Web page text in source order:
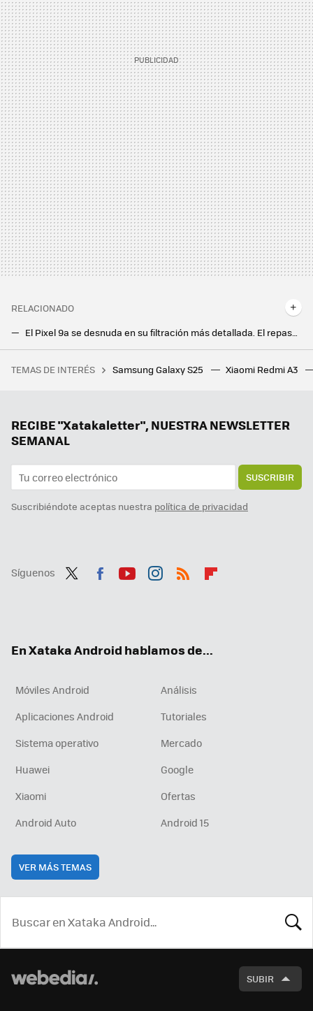
RELACIONADO
No esperábamos ver al Google Pixel 9a tan pronto. Y ya hay hasta un vídeo filtrado con todo detalle
Flexispot tiene el escritorio elevable ideal para trabajar tanto de pie como sentado, y ahora está más rebajado
TEMAS DE INTERÉS Samsung Galaxy S25 Xiaomi Redmi A3
RECIBE "Xatakaletter", NUESTRA NEWSLETTER
SEMANAL
SUSCRIBIR
Suscribiéndote aceptas nuestra política de privacidad
Síguenos
En Xataka Android hablamos de...
Móviles Android
Análisis
Aplicaciones Android
Tutoriales
Sistema operativo
Mercado
Huawei
Google
Xiaomi
Ofertas
Android Auto
Android 15
VER MÁS TEMAS
SUBIR